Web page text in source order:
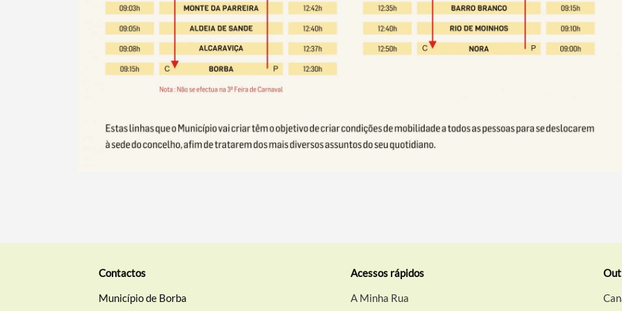
Contactos
Município de Borba
Acessos rápidos
A Minha Rua